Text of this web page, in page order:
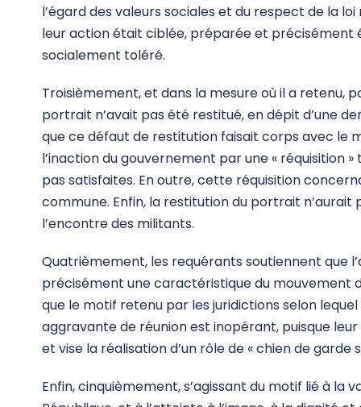
l’égard des valeurs sociales et du respect de la
leur action était ciblée, préparée et précisément
socialement toléré.
Troisièmement, et dans la mesure où il a retenu,
portrait n’avait pas été restitué, en dépit d’une
que ce défaut de restitution faisait corps avec le
l’inaction du gouvernement par une « réquisition
pas satisfaites. En outre, cette réquisition
commune. Enfin, la restitution du portrait
l’encontre des militants.
Quatrièmement, les requérants soutiennent que
précisément une caractéristique du
que le motif retenu par les juridictions selon
aggravante de réunion est inopérant, puisque
et vise la réalisation d’un rôle de « chien de garde
Enfin, cinquièmement, s’agissant du motif lié à